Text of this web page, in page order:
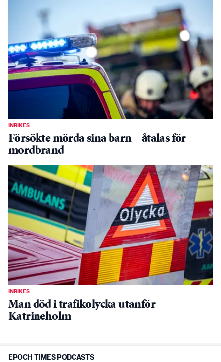
INRIKES
Försökte mörda sina barn – åtalas för
mordbrand
INRIKES
Man död i trafikolycka utanför
Katrineholm
EPOCH TIMES PODCASTS